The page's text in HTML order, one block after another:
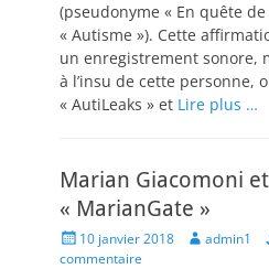
(pseudonyme « En quête
« Autisme »). Cette
un enregistrement sonore,
à l’insu de cette personne,
« AutiLeaks » et Lire plus …
Marian Giacomoni
« MarianGate »
Posted
on
10 janvier 2018 Author
admin1
commentaire